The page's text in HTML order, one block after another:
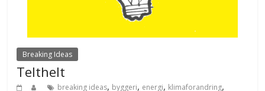
Breaking Ideas
Telthelt
breaking ideas, byggeri, energi, klimaforandring,